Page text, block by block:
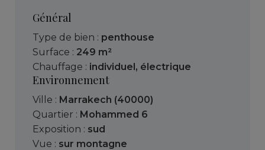
Général
Type de bien : penthouse
Surface : 249 m²
Chauffage : individuel, électrique
Environnement
Ville : Marrakech (40000)
Quartier : Mohammed 6
Exposition : sud
Vue : sur montagne